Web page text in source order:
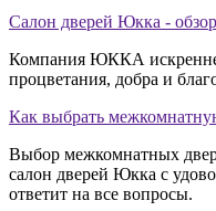
Салон дверей Юкка -
Компания ЮККА искренне
процветания, добра и
Как выбрать
Выбор межкомнатных
салон дверей Юкка с
ответит на все вопросы.